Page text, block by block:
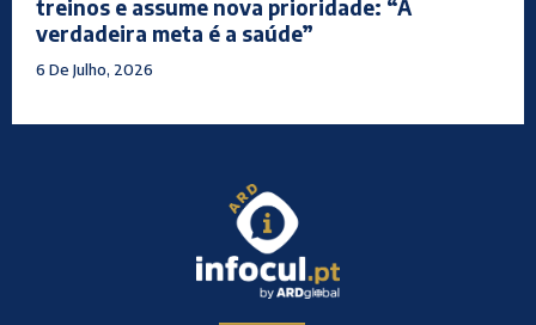
treinos e assume nova prioridade: “A
verdadeira meta é a saúde”
6 De Julho, 2026